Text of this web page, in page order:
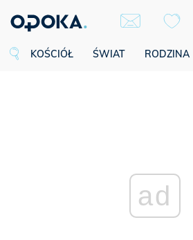
KOŚCIÓŁ ŚWIAT RODZINA
ad